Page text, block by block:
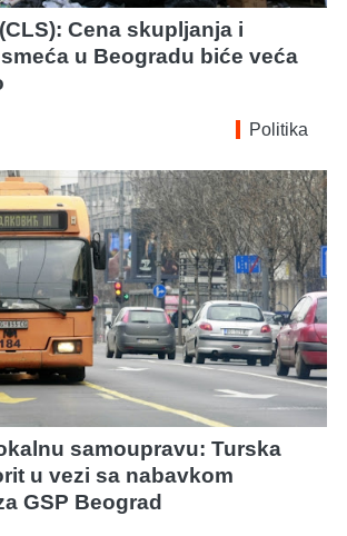
Cena skupljanja i
u Beogradu biće veća
Politika
samoupravu: Turska
u vezi sa nabavkom
GSP Beograd